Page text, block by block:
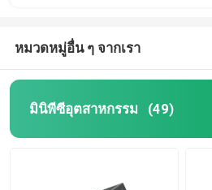
หมวดหมู่อื่น ๆ จากเรา
มินิพีซีอุตสาหกรรม (49)